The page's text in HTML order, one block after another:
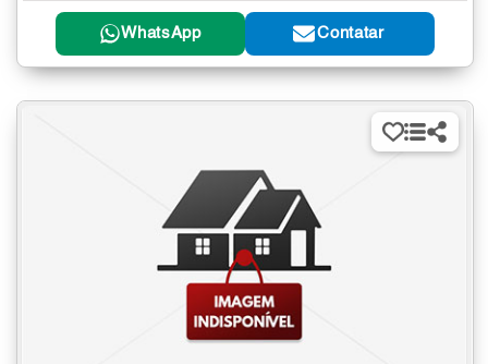
WhatsApp Contatar